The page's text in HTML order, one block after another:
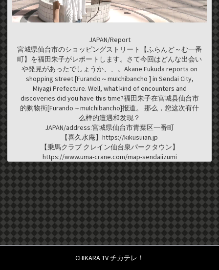
JAPAN/Report
宮城県仙台市のショッピングストリート【ふらんど～む一番
町】を福田朱子がレポートします。さて今回はどんな出会い
や発見があったでしょうか、、。Akane Fukuda reports on
shopping street [Furando～muIchibancho ] in Sendai City,
Miyagi Prefecture. Well, what kind of encounters and
discoveries did you have this time?福田朱子在宫城县仙台市
的购物街[Furando～muIchibancho]报道。 那么，您这次有什
么样的遭遇和发现？
JAPAN/address:宮城県仙台市青葉区一番町
【喜久水庵】https://kikusuian.jp
【乗馬クラブ クレイン仙台泉パークタウン】
https://www.uma-crane.com/map-sendaiizumi
CHIKARA TV チカテレ！